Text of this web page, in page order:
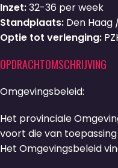
Inzet:32-36 per week
Standplaats: Den Haag
Optie tot verlenging:
OPDRACHTOMSCHRIJVING
Omgevingsbeleid:
Het provinciale
voort die van
Het Omgevingsbeleid